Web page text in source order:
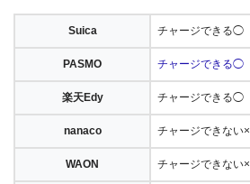
Suica チャージできる◯
PASMO チャージできる◯
楽天Edy チャージできる◯
nanaco チャージできない×
WAON チャージできない×